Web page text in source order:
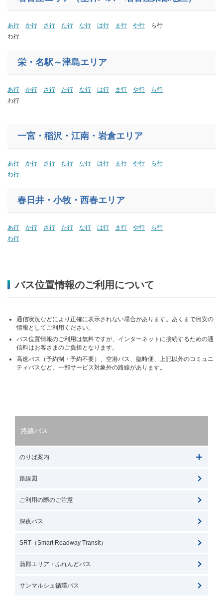
あ行 か行 さ行 た行 な行 は行 ま行 や行 ら行
わ行
栄・名駅～津島エリア
あ行 か行 さ行 た行 な行 は行 ま行 や行
ら行
わ行
一宮・稲沢・江南・岩倉エリア
あ行 か行 さ行 た行 な行 は行 ま行 や行
ら行
わ行
春日井・小牧・西春エリア
あ行 か行 さ行 た行 な行 は行 ま行 や行
ら行
わ行
バス位置情報のご利用について
通信状況などにより正確に表示されない場合があります。あくまで目安の
情報としてご利用ください。
バス位置情報のご利用は無料ですが、インターネットに接続するための通
信料はお客さまのご負担となります。
高速バス（予約制・予約不要）、空港バス、臨時便、上記以外のコミュニ
ティバスなど、一部サービス対象外の路線があります。
路線バス
のりば案内
路線図
ご利用の際のご注意
深夜バス
SRT（Smart Roadway Transit）
蒲郡エリア・ふれんどバス
サンマルシェ循環バス